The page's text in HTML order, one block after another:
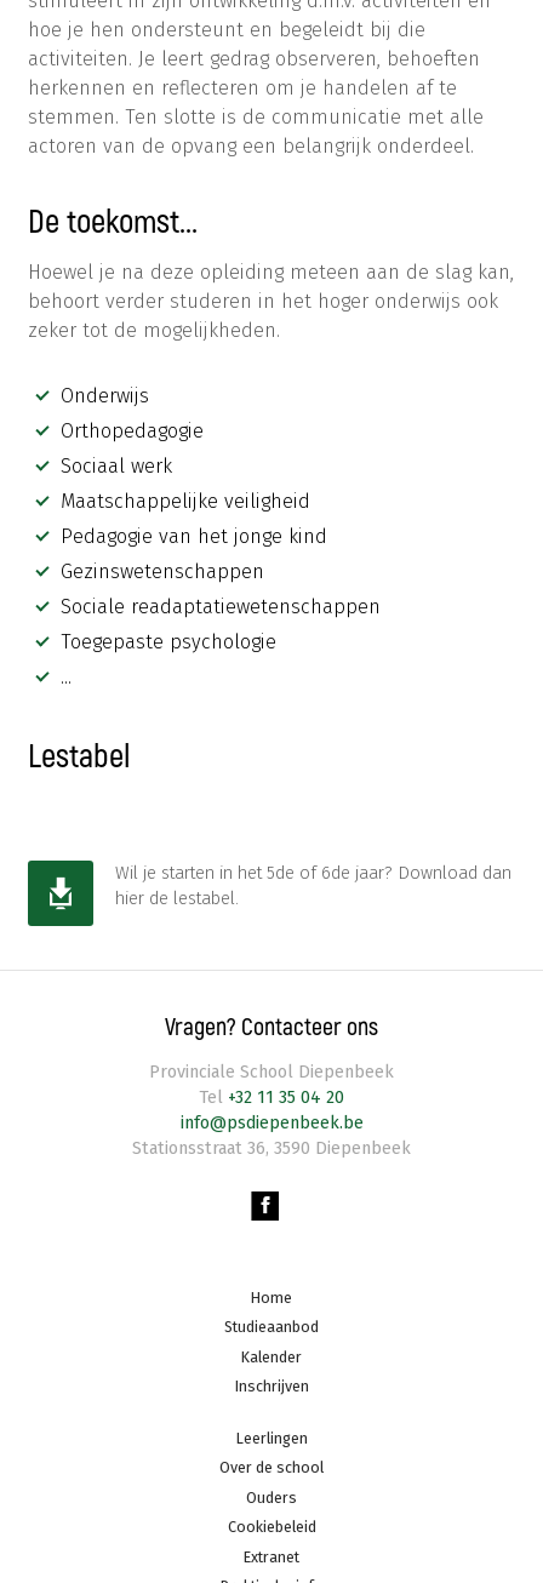
hoe je hen ondersteunt en begeleidt bij die
activiteiten. Je leert gedrag observeren, behoeften
herkennen en reflecteren om je handelen af te
stemmen. Ten slotte is de communicatie met alle
actoren van de opvang een belangrijk onderdeel.
De toekomst...
Hoewel je na deze opleiding meteen aan de slag kan,
behoort verder studeren in het hoger onderwijs ook
zeker tot de mogelijkheden.
Onderwijs
Orthopedagogie
Sociaal werk
Maatschappelijke veiligheid
Pedagogie van het jonge kind
Gezinswetenschappen
Sociale readaptatiewetenschappen
Toegepaste psychologie
...
Lestabel
Wil je starten in het 5de of 6de jaar? Download dan
hier de lestabel.
Vragen? Contacteer ons
Provinciale School Diepenbeek
Tel +32 11 35 04 20
info@psdiepenbeek.be
Stationsstraat 36, 3590 Diepenbeek
Home
Studieaanbod
Kalender
Inschrijven
Leerlingen
Over de school
Ouders
Cookiebeleid
Extranet